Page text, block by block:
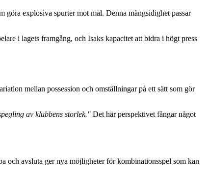
explosiva spurter mot mål. Denna mångsidighet passar
i lagets framgång, och Isaks kapacitet att bidra i högt press
mellan possession och omställningar på ett sätt som gör
av klubbens storlek." Det här perspektivet fångar något
och avsluta ger nya möjligheter för kombinationsspel som kan